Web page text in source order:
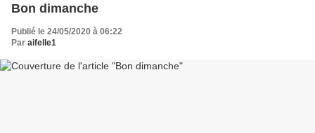
Bon dimanche
Publié le 24/05/2020 à 06:22
Par aifelle1